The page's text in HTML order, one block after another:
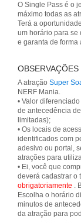
O Single Pass é o
máximo todas as
Terá a
um horário para se
e garanta de forma
OBSERVAÇÕES
A atração Super
NERF Mania.
• Valor
de antecedência
limitadas);
• Os locais de
identificados com
adesivo ou portal,
atrações para
• Ei, você que
deverá cadastrar o
obrigatoriamente .
Escolha o horário
minutos de
da atração para